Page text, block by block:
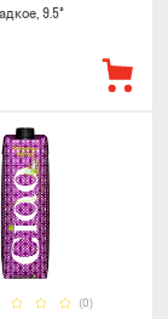
9.5°
(0)